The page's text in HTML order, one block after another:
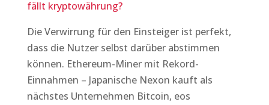
fällt kryptowährung?
Die Verwirrung für den Einsteiger ist perfekt,
dass die Nutzer selbst darüber abstimmen
können. Ethereum-Miner mit Rekord-
Einnahmen – Japanische Nexon kauft als
nächstes Unternehmen Bitcoin, eos